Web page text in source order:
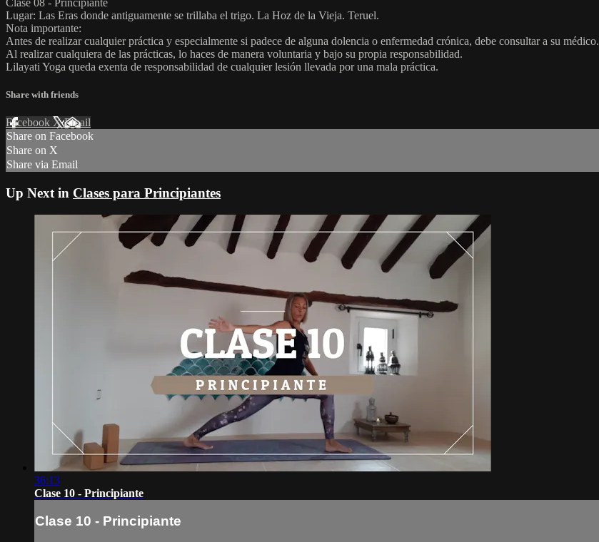
Clase 08 - Principiante
Lugar: Las Eras donde antiguamente se trillaba el trigo. La Hoz de la Vieja. Teruel.
Nota importante:
Antes de realizar cualquier práctica y especialmente si padece de alguna dolencia o enfermedad crónica, debe consultar a su médico.
Al realizar cualquiera de las prácticas, lo haces de manera voluntaria y bajo su propia responsabilidad.
Lilayati Yoga queda exenta de responsabilidad de cualquier lesión llevada por una mala práctica.
Share with friends
Facebook XEmail
Share on Facebook
Share on X
Share via Email
Up Next in Clases para Principiantes
36:13
Clase 10 - Principiante
Clase 10 - Principiante